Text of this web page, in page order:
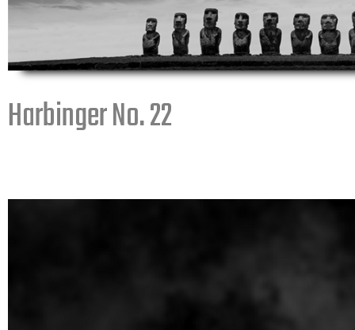
Harbinger No. 22